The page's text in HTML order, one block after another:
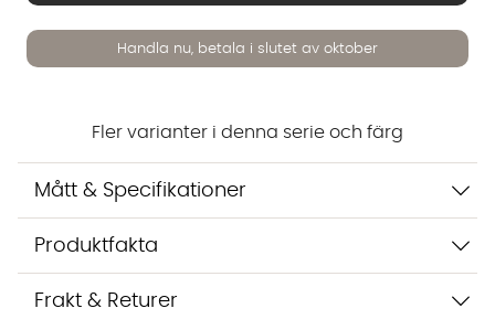
Handla nu, betala i slutet av oktober
Fler varianter i denna serie och färg
Mått & Specifikationer
Produktfakta
Frakt & Returer
inte dina uppgifter med tredje part. Läs mer i vår
integritetspolicy.
Jag godkänner att konversationen sparas